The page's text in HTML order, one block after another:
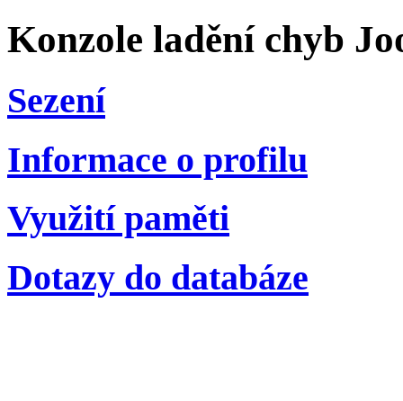
Konzole ladění chyb
Sezení
Informace o profilu
Využití paměti
Dotazy do databáze